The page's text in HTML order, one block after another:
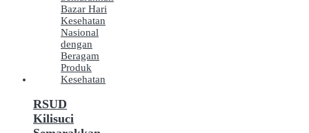
RSUD
Kilisuci